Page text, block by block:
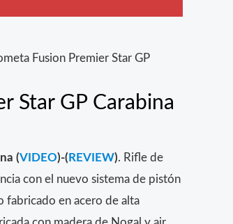
Fusion Premier Star GP
Star GP Carabina
(VIDEO)-( REVIEW). Rifle de
con el nuevo sistema de pistón
fabricado en acero de alta